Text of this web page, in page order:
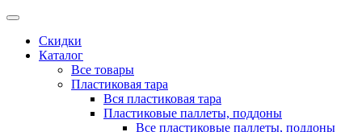
Скидки
Каталог
Все товары
Пластиковая тара
Вся пластиковая тара
Пластиковые паллеты, поддоны
Все пластиковые паллеты, поддоны